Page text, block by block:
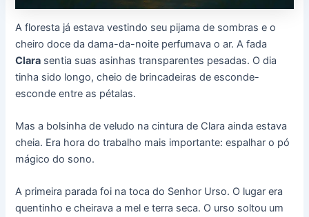
A floresta já estava vestindo seu pijama de sombras e o
cheiro doce da dama-da-noite perfumava o ar. A fada
Clara sentia suas asinhas transparentes pesadas. O dia
tinha sido longo, cheio de brincadeiras de esconde-
esconde entre as pétalas.
Mas a bolsinha de veludo na cintura de Clara ainda estava
cheia. Era hora do trabalho mais importante: espalhar o pó
mágico do sono.
A primeira parada foi na toca do Senhor Urso. O lugar era
quentinho e cheirava a mel e terra seca. O urso soltou um